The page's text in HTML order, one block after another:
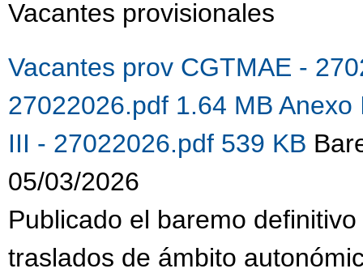
Vacantes provisionales
Vacantes prov CGTMAE -
27022026.pdf 1.64 MB Anexo
III - 27022026.pdf 539 KB
05/03/2026
Publicado el baremo
traslados de ámbito